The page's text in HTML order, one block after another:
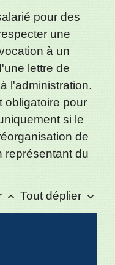
pour des
une
à un
lettre de
l'administration.
obligatoire pour
si le
de
représentant du
keyboard_arrow_up Tout déplier keyboard_arrow_down